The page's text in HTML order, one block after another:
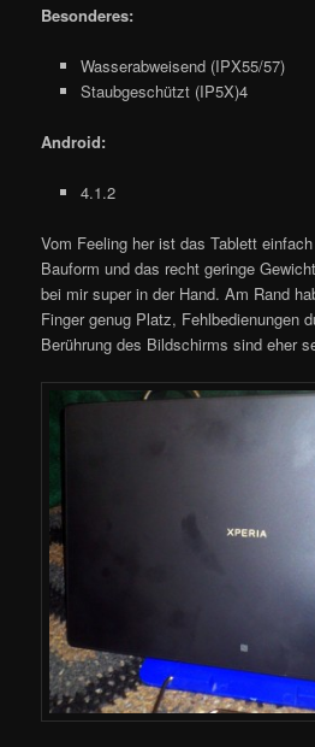
Besonderes:
Wasserabweisend (IPX55/57)
Staubgeschützt (IP5X)4
Android:
4.1.2
Vom Feeling her ist das Tablett
Bauform und das recht geringe
bei mir super in der Hand. Am Rand
Finger genug Platz, Fehlbedienungen
Berührung des Bildschirms sind eher